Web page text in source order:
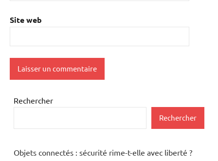
Site web
Rechercher
Rechercher
Objets connectés : sécurité rime-t-elle avec liberté ?